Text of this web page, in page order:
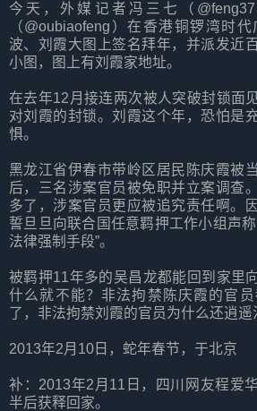
今天，外媒记者冯三七（
（@oubiaofeng）在香港铜锣湾时
波、刘霞大图上签名拜年，并派发近
小图，图上有刘霞家地址。
在去年12月接连两次被人突破封锁面
对刘霞的封锁。刘霞这个年，恐怕是
惧。
黑龙江省伊春市带岭区居民陈庆霞被
后，三名涉案官员被免职并立案调查
多了，涉案官员更应被追究责任啊。
誓旦旦向联合国任意羁押工作小组声
法律强制手段”。
被羁押11年多的吴昌龙都能回到家里
什么就不能？非法拘禁陈庆霞的官
了，非法拘禁刘霞的官员为什么还逍遥
2013年2月10日，蛇年春节，于北京
补：2013年2月11日，四川网友程爱
半后获释回家。